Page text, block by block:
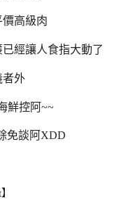
高級肉
經讓人食指大動了
者外
鮮控阿~~
免談阿XDD